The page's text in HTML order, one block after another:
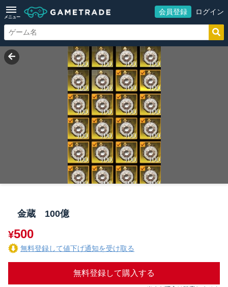
メニュー
会員登録 ログイン
金蔵 100億
¥500
無料登録して値下げ通知を受け取る
無料登録して購入する